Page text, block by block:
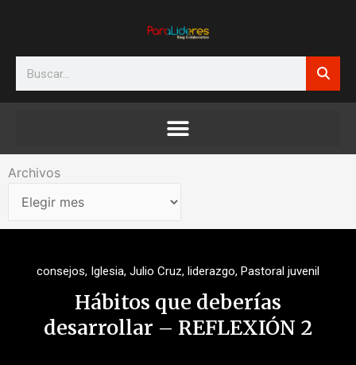
Search
Archivos
Archivos
consejos, Iglesia, Julio Cruz, liderazgo, Pastoral juvenil
Hábitos que deberías
desarrollar – REFLEXIÓN 2